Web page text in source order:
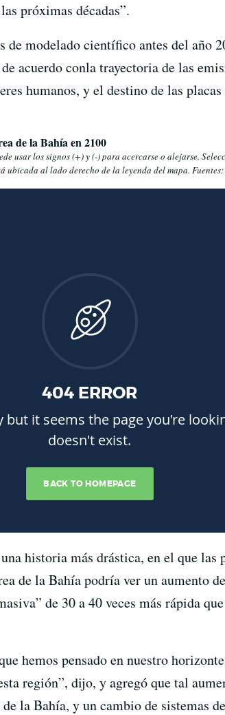
próximas décadas”.
de modelado científico antes del año
acuerdo conla trayectoria de las
humanos, y el destino de las
de la Bahía en 2100
usar los signos (+) y (-) para acercarse o alejarse.
al lado derecho de la leyenda del mapa.
historia más drástica, en el que
de la Bahía podría ver un aumento
de 30 a 40 veces más rápida
hemos pensado en nuestro
región”, dijo, y agregó que tal
la Bahía, y un cambio de sistemas